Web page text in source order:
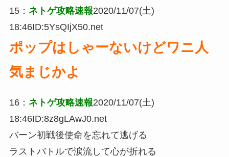
15： ネトゲ攻略速報2020/11/07(土)
18:46ID:5YsQIjX50.net
ポップはしゃーないけどワニ人
気まじかよ
16： ネトゲ攻略速報2020/11/07(土)
18:46ID:8z8gLAwJ0.net
バーン初戦後使命を忘れて逃げる
ラストバトルで涙流して心が折れる